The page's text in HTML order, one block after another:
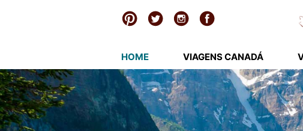
HOME VIAGENS CANADÁ